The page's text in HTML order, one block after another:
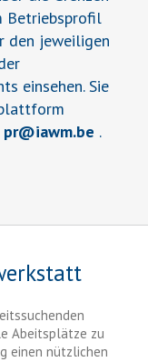
Betriebsprofil
den jeweiligen
einsehen. Sie
pr@iawm.be .
Abeitsplätze zu
einen nützlichen